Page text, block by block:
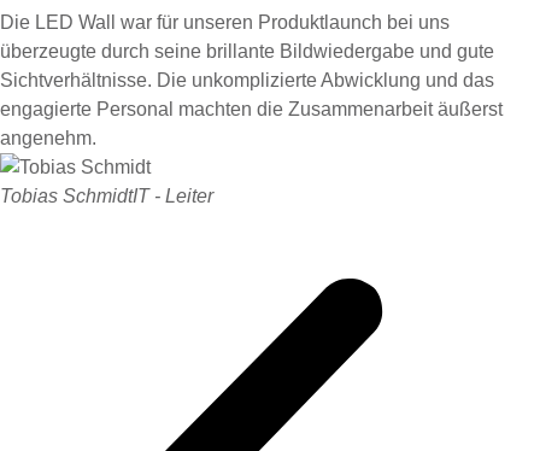
Die LED Wall war für unseren Produktlaunch bei uns
überzeugte durch seine brillante Bildwiedergabe und gute
Sichtverhältnisse. Die unkomplizierte Abwicklung und das
engagierte Personal machten die Zusammenarbeit äußerst
angenehm.
Tobias SchmidtIT - Leiter